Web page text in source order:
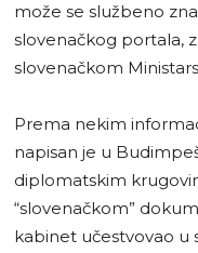
može se službeno
slovenačkog portala,
slovenačkom
Prema nekim
napisan je u
diplomatskim
“slovenačkom”
kabinet učestvovao u